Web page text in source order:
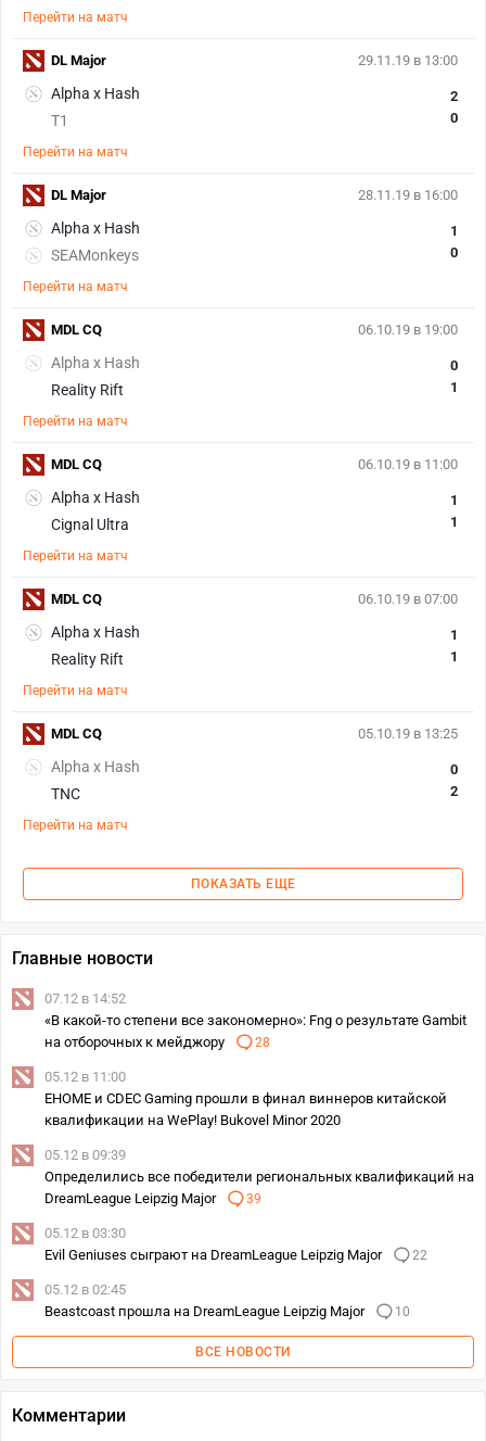
Перейти на матч
29.11.19 в 13:00
Alpha x Hash
T1
2
0
Перейти на матч
DL Major
28.11.19 в 16:00
Alpha x Hash
SEAMonkeys
1
0
Перейти на матч
DL Major
06.10.19 в 19:00
Alpha x Hash
Reality Rift
0
1
Перейти на матч
MDL CQ
06.10.19 в 11:00
Alpha x Hash
Cignal Ultra
1
1
Перейти на матч
MDL CQ
06.10.19 в 07:00
Alpha x Hash
Reality Rift
1
1
Перейти на матч
MDL CQ
05.10.19 в 13:25
Alpha x Hash
TNC
0
2
Перейти на матч
MDL CQ
ПОКАЗАТЬ ЕЩЕ
Главные новости
07.12 в 14:52
«В какой-то степени все закономерно»: Fng о результате Gambit
на отборочных к мейджору
28
05.12 в 11:00
EHOME и CDEC Gaming прошли в финал виннеров китайской
квалификации на WePlay! Bukovel Minor 2020
05.12 в 09:39
Определились все победители региональных квалификаций на
DreamLeague Leipzig Major
39
05.12 в 03:30
Evil Geniuses сыграют на DreamLeague Leipzig Major
22
05.12 в 02:45
Beastcoast прошла на DreamLeague Leipzig Major
10
ВСЕ НОВОСТИ
Комментарии